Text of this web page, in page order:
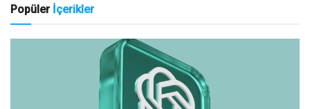
Popüler İçerikler